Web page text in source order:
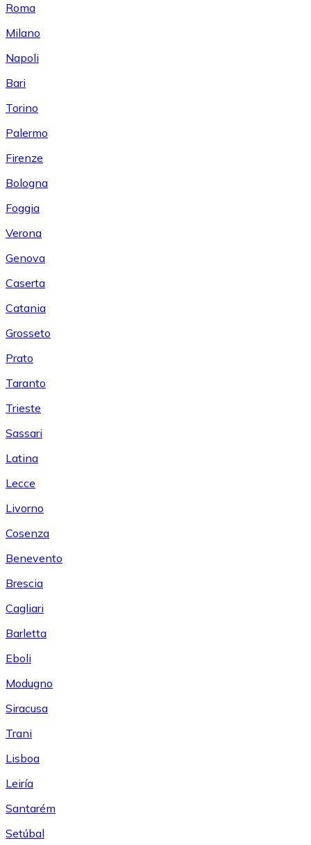
Roma
Milano
Napoli
Bari
Torino
Palermo
Firenze
Bologna
Foggia
Verona
Genova
Caserta
Catania
Grosseto
Prato
Taranto
Trieste
Sassari
Latina
Lecce
Livorno
Cosenza
Benevento
Brescia
Cagliari
Barletta
Eboli
Modugno
Siracusa
Trani
Lisboa
Leiría
Santarém
Setúbal